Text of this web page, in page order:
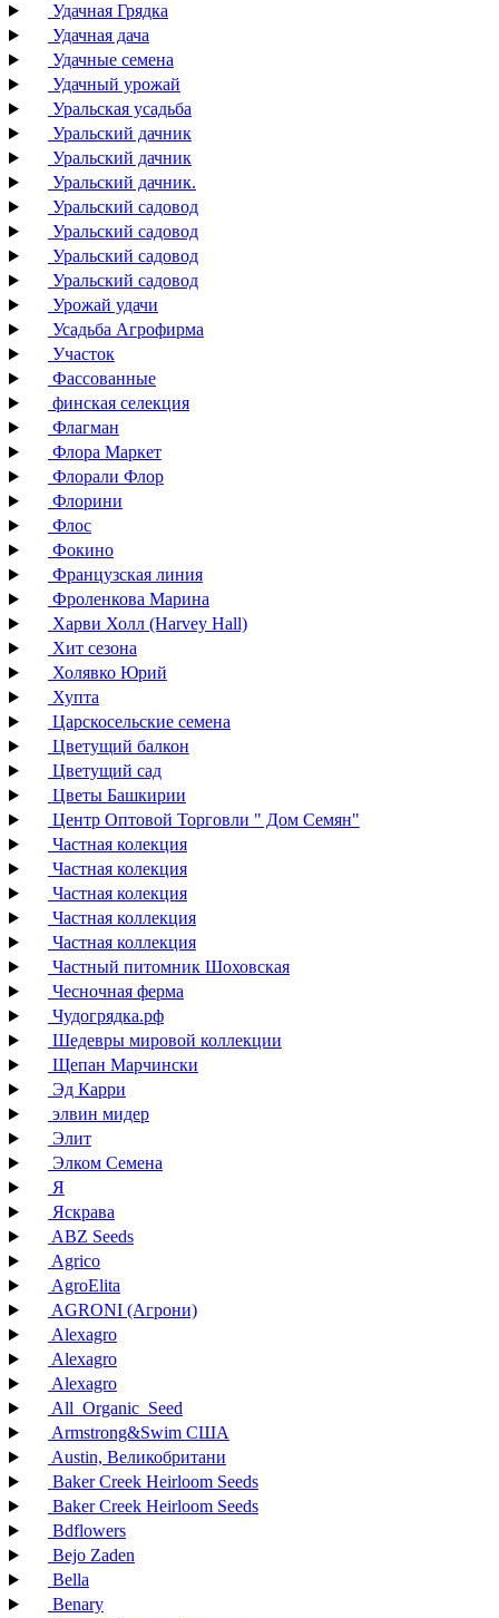
Удачная Грядка
Удачная дача
Удачные семена
Удачный урожай
Уральская усадьба
Уральский дачник
Уральский дачник
Уральский дачник.
Уральский садовод
Уральский садовод
Уральский садовод
Уральский садовод
Урожай удачи
Усадьба Агрофирма
Участок
Фассованные
финская селекция
Флагман
Флора Маркет
Флорали Флор
Флорини
Флос
Фокино
Французская линия
Фроленкова Марина
Харви Холл (Harvey Hall)
Хит сезона
Холявко Юрий
Хупта
Царскосельские семена
Цветущий балкон
Цветущий сад
Цветы Башкирии
Центр Оптовой Торговли " Дом Семян"
Частная колекция
Частная колекция
Частная колекция
Частная коллекция
Частная коллекция
Частный питомник Шоховская
Чесночная ферма
Чудогрядка.рф
Шедевры мировой коллекции
Щепан Марчински
Эд Карри
элвин мидер
Элит
Элком Семена
Я
Яскрава
ABZ Seeds
Agrico
AgroElita
AGRONI (Агрони)
Alexagro
Alexagro
Alexagro
All_Organic_Seed
Armstrong&Swim США
Austin, Великобритани
Baker Creek Heirloom Seeds
Baker Creek Heirloom Seeds
Bdflowers
Bejo Zaden
Bella
Benary